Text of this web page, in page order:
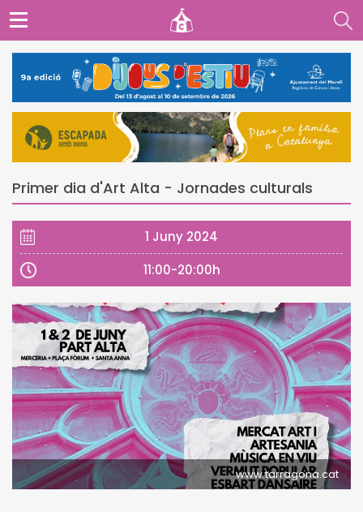
Primer dia d'Art Alta - Jornades culturals
1 Juny 2024
11:00-20:00h
www.tarragona.cat